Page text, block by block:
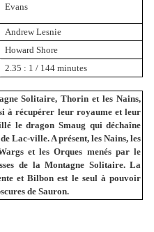
Evans
Andrew Lesnie
Howard Shore
2.35 : 1 / 144 minutes
Solitaire, Thorin et les Nains,
à récupérer leur royaume et leur
le dragon Smaug qui déchaîne
Lac-ville. A présent, les Nains, les
et les Orques menés par le
de la Montagne Solitaire.La
et Bilbon est le seul à pouvoir
de Sauron.